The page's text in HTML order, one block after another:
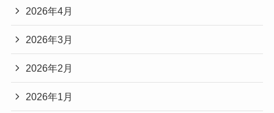
2026年4月
2026年3月
2026年2月
2026年1月